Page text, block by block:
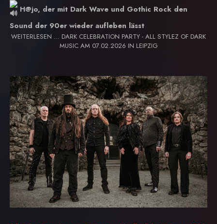
H@jo, der mit Dark Wave und Gothic Rock den
Sound der 90er wieder aufleben lässt
WEITERLESEN … DARK CELEBRATION PARTY - ALL STYLEZ OF DARK
MUSIC AM 07.02.2026 IN LEIPZIG